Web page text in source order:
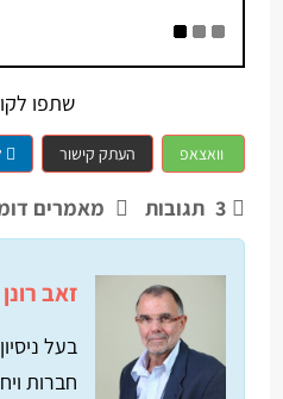
שתפו
וואצאפ העתק קישור
3 תגובות מאמרים
זאב רונן
בעל
חברות